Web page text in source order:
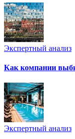
Экспертный анализ
Как компании
Экспертный анализ